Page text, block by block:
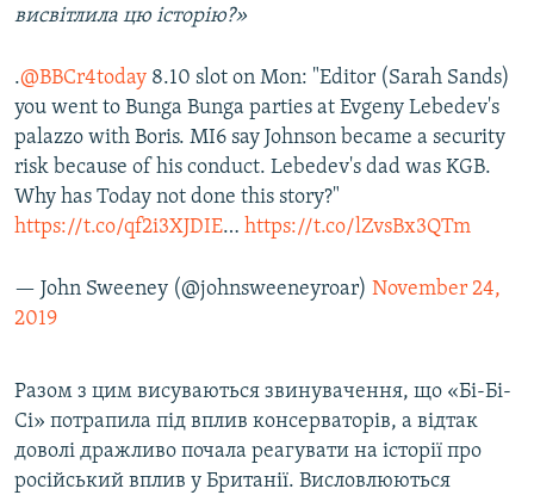
висвітлила цю історію?»
.@BBCr4today 8.10 slot on Mon: "Editor (Sarah Sands)
you went to Bunga Bunga parties at Evgeny Lebedev's
palazzo with Boris. MI6 say Johnson became a security
risk because of his conduct. Lebedev's dad was KGB.
Why has Today not done this story?"
https://t.co/qf2i3XJDIE… https://t.co/lZvsBx3QTm
— John Sweeney (@johnsweeneyroar) November 24,
2019
Разом з цим висуваються звинувачення, що «Бі-Бі-
Сі» потрапила під вплив консерваторів, а відтак
доволі дражливо почала реагувати на історії про
російський вплив у Британії. Висловлюються